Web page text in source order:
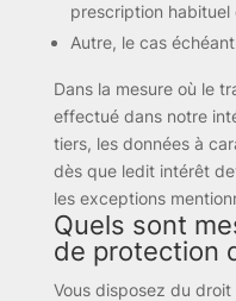
prescription habituel
Autre, le cas
Dans la mesure où le
effectué dans notre
tiers, les données à
dès que ledit intérêt
les exceptions
Quels sont
de protection
Vous disposez du droit